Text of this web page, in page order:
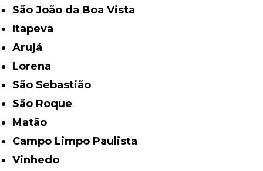
São João da Boa Vista
Itapeva
Arujá
Lorena
São Sebastião
São Roque
Matão
Campo Limpo Paulista
Vinhedo